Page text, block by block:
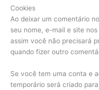
Cookies
Ao deixar um comentário
seu nome, e-mail e site
assim você não precisará
quando fizer outro
Se você tem uma conta e
temporário será criado